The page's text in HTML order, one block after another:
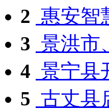
2 惠安智
3 景洪市
4 景宁县
5 古丈县